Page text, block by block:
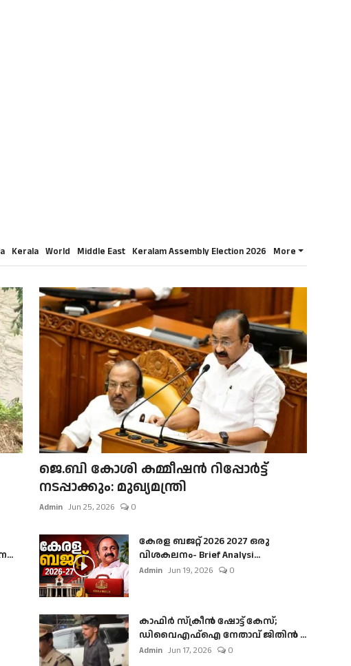
Kerala World Middle East Keralam Assembly Election 2026 More
ജെ.ബി കോശി കമ്മീഷൻ റിപ്പോർട്ട്
നടപ്പാക്കും: മുഖ്യമന്ത്രി
Admin Jun 25, 2026 0
കേരള ബജറ്റ് 2026 2027 ഒരു
വിശകലനം- Brief Analysi...
Admin Jun 19, 2026 0
കാഫിർ സ്‌ക്രീൻ ഷോട്ട് കേസ്;
ഡിവൈഎഫ്ഐ നേതാവ് ജിതിൻ ...
Admin Jun 17, 2026 0